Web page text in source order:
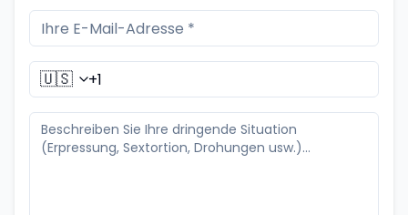
🇺🇸